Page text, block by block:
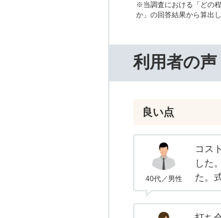
※当調査における「どの
か」の回答結果から算出し
利用者の声
良い点
40代／男性
コス
した
た。